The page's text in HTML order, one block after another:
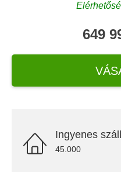
649
Ingyenes
45.000